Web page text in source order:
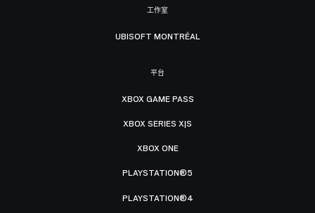
工作室
UBISOFT MONTRÉAL
平台
XBOX GAME PASS
XBOX SERIES X|S
XBOX ONE
PLAYSTATION®5
PLAYSTATION®4